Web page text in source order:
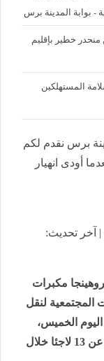
- بوابة المدينة برس
منحدر خطير بإقليم
المستهلكين
برس نقدم لكم
أودى انهيار
9 يوليه 2026 - 10:23 ص | آخر تحديث:
مكبرات
لنقل
الخميس،
عقب أن أودى انهيار أرضي بحياة ما لا يقل عن 13 لاجئا خلال